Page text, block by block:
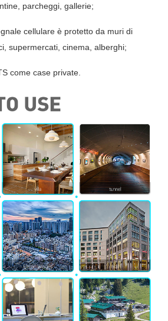
parcheggi, gallerie;
cellulare è protetto da muri di
supermercati, cinema, alberghi;
come case private.